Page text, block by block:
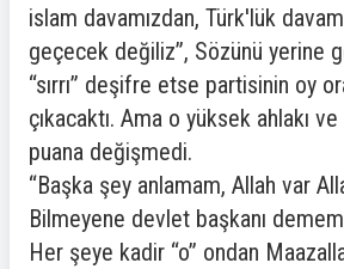
islam davamızdan, Türk'lük
geçecek değiliz”, Sözünü yerine
“sırrı” deşifre etse partisinin oy
çıkacaktı. Ama o yüksek ahlakı
puana değişmedi.
“Başka şey anlamam, Allah var
Bilmeyene devlet başkanı demem
Her şeye kadir “o” ondan